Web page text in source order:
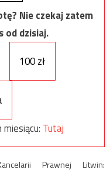
Nie czekaj zatem
od dzisiaj.
100 zł
Tutaj
Prawnej Litwin: